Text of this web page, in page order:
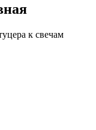
к свечам